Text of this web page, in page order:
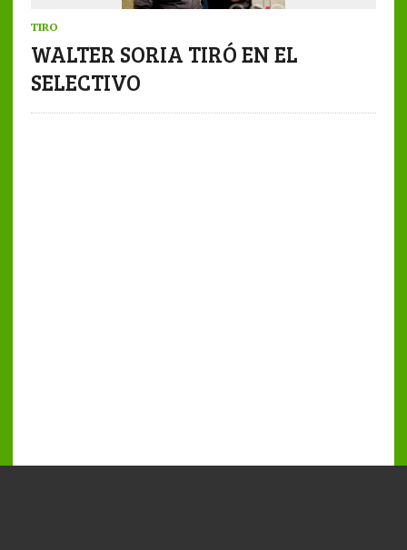
TIRO
WALTER SORIA TIRÓ EN EL
SELECTIVO